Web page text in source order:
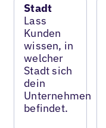
Stadt
Lass
Kunden
wissen, in
welcher
Stadt sich
dein
Unternehmen
befindet.